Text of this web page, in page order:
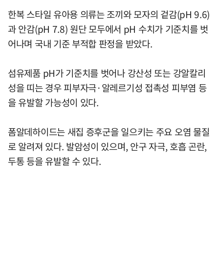
한복 스타일 유아용 의류는 조끼와 모자의 겉감(pH 9.6)
과 안감(pH 7.8) 원단 모두에서 pH 수치가 기준치를 벗
어나며 국내 기준 부적합 판정을 받았다.
섬유제품 pH가 기준치를 벗어나 강산성 또는 강알칼리
성을 띠는 경우 피부자극·알레르기성 접촉성 피부염 등
을 유발할 가능성이 있다.
폼알데하이드는 새집 증후군을 일으키는 주요 오염 물질
로 알려져 있다. 발암성이 있으며, 안구 자극, 호흡 곤란,
두통 등을 유발할 수 있다.